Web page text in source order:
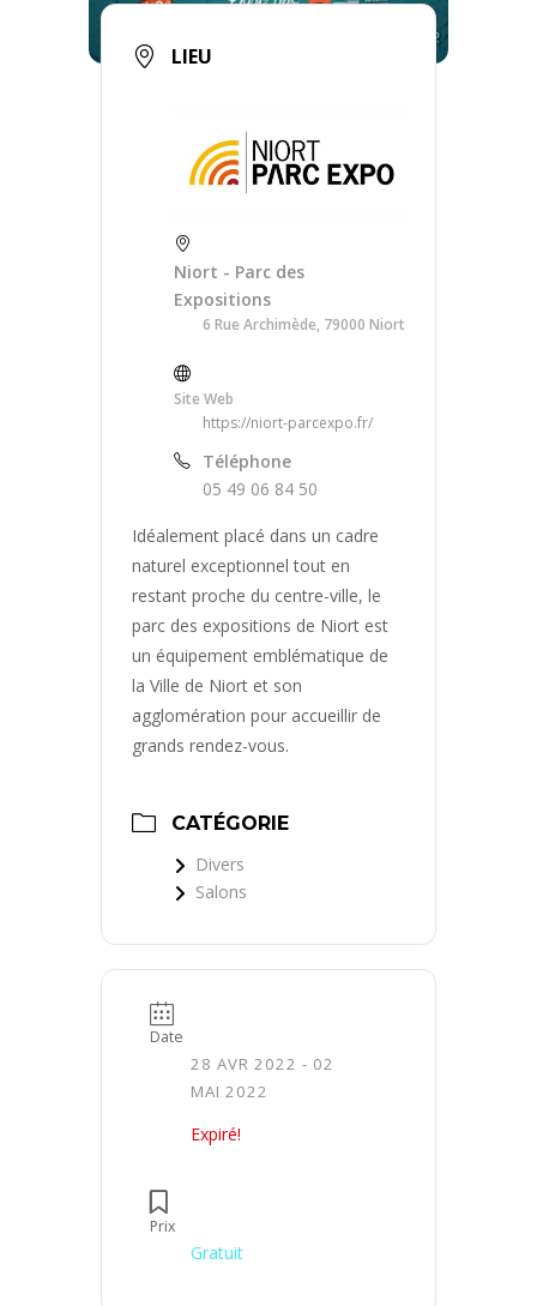
LIEU
Niort - Parc des
Expositions
6 Rue Archimède, 79000 Niort
Site Web
https://niort-parcexpo.fr/
Téléphone
05 49 06 84 50
Idéalement placé dans un cadre
naturel exceptionnel tout en
restant proche du centre-ville, le
parc des expositions de Niort est
un équipement emblématique de
la Ville de Niort et son
agglomération pour accueillir de
grands rendez-vous.
CATÉGORIE
Divers
Salons
Date
28 AVR 2022 - 02
MAI 2022
Expiré!
Prix
Gratuit